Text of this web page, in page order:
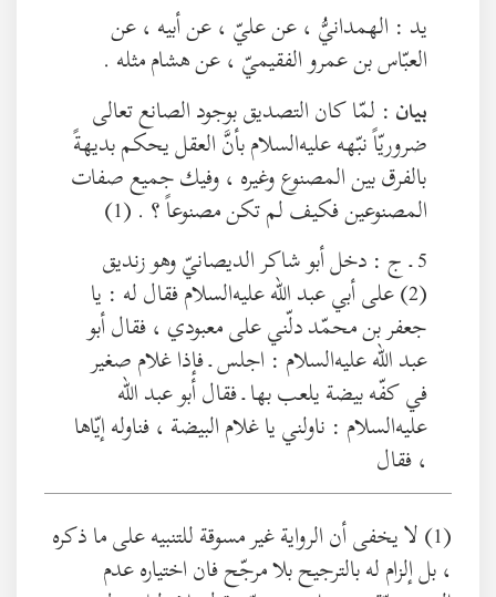
يد : الهمدانيُّ ، عن عليّ ، عن أبيه ، عن
العبّاس بن عمرو الفقيميّ ، عن هشام مثله .
بيان : لمّا كان التصديق بوجود الصانع تعالى
ضروريّاً نبّهه عليه‌السلام بأنَّ العقل يحكم بديهةً
بالفرق بين المصنوع وغيره ، وفيك جميع صفات
المصنوعين فكيف لم تكن مصنوعاً ؟ . (1)
5 ـ ج : دخل أبو شاكر الديصانيّ وهو زنديق
(2) على أبي عبد الله عليه‌السلام فقال له : يا
جعفر بن محمّد دلّني على معبودي ، فقال أبو
عبد الله عليه‌السلام : اجلس ـ فإذا غلام صغير
في كفّه بيضة يلعب بها ـ فقال أبو عبد الله
عليه‌السلام : ناولني يا غلام البيضة ، فناوله إيّاها
، فقال
(1) لا يخفى أن الرواية غير مسوقة للتنبيه على ما ذكره
، بل إلزام له بالترجيح بلا مرجّح فان اختياره عدم